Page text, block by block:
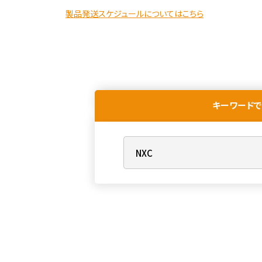
製品発送スケジュールについてはこちら
キーワード